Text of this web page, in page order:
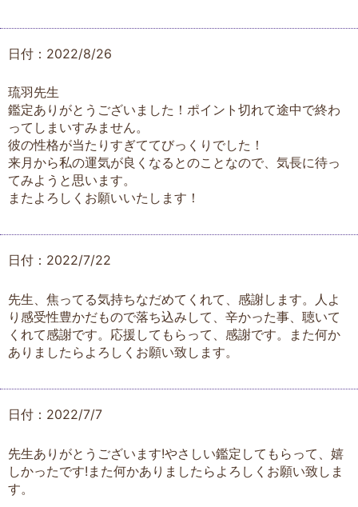
日付：2022/8/26
琉羽先生
鑑定ありがとうございました！ポイント切れて途中で終わ
ってしまいすみません。
彼の性格が当たりすぎててびっくりでした！
来月から私の運気が良くなるとのことなので、気長に待っ
てみようと思います。
またよろしくお願いいたします！
日付：2022/7/22
先生、焦ってる気持ちなだめてくれて、感謝します。人よ
り感受性豊かだもので落ち込みして、辛かった事、聴いて
くれて感謝です。応援してもらって、感謝です。また何か
ありましたらよろしくお願い致します。
日付：2022/7/7
先生ありがとうございます!やさしい鑑定してもらって、嬉
しかったです!また何かありましたらよろしくお願い致しま
す。